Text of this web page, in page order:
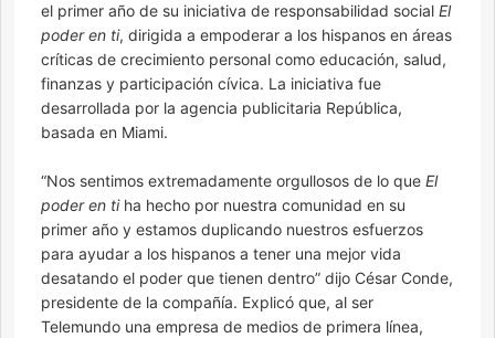
el primer año de su iniciativa de responsabilidad social El
poder en ti, dirigida a empoderar a los hispanos en áreas
críticas de crecimiento personal como educación, salud,
finanzas y participación cívica. La iniciativa fue
desarrollada por la agencia publicitaria República,
basada en Miami.
“Nos sentimos extremadamente orgullosos de lo que El
poder en tiha hecho por nuestra comunidad en su
primer año y estamos duplicando nuestros esfuerzos
para ayudar a los hispanos a tener una mejor vida
desatando el poder que tienen dentro” dijo César Conde,
presidente de la compañía. Explicó que, al ser
Telemundo una empresa de medios de primera línea,